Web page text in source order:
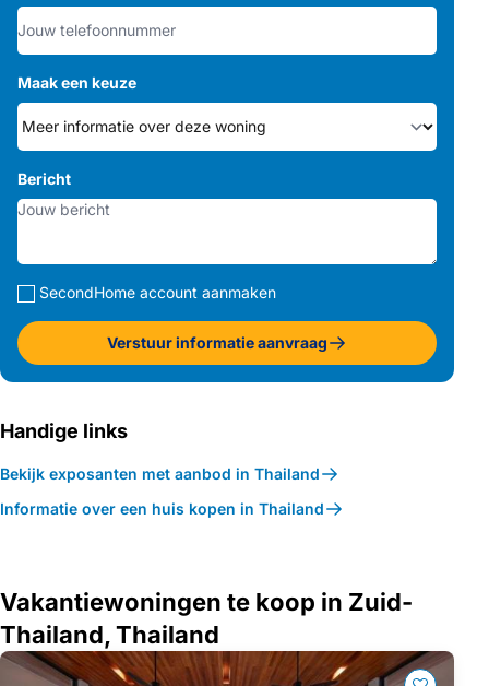
Maak een keuze
Bericht
SecondHome account aanmaken
Verstuur informatie aanvraag
Handige links
Bekijk exposanten met aanbod in Thailand
Informatie over een huis kopen in Thailand
Vakantiewoningen te koop in Zuid-
Thailand, Thailand